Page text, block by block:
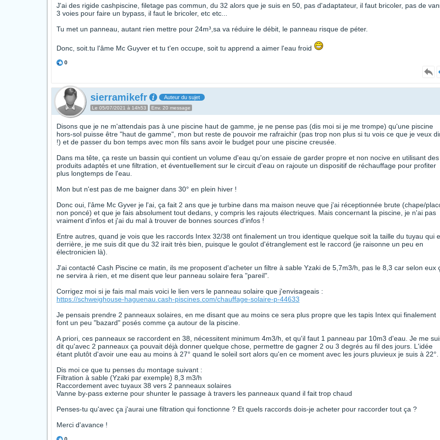
J'ai des rigide cashpiscine, filetage pas commun, du 32 alors que je suis en 50, pas d'adaptateur, il faut bricoler, pas de
3 voies pour faire un bypass, il faut le bricoler, etc etc...
Tu met un panneau, autant rien mettre pour 24m³,sa va réduire le débit, le panneau risque de péter.
Donc, soit.tu l'âme Mc Guyver et tu t'en occupe, soit tu apprend a aimer l'eau froid
0
sierramikefr Auteur du sujet
Le 05/07/2021 à 14h53 Env. 20 message
Disons que je ne m'attendais pas à une piscine haut de gamme, je ne pense pas (dis moi si je me trompe) qu'une piscine
hors-sol puisse être "haut de gamme", mon but reste de pouvoir me rafraichir (pas trop non plus si tu vois ce que je veux
!) et de passer du bon temps avec mon fils sans avoir le budget pour une piscine creusée.
Dans ma tête, ça reste un bassin qui contient un volume d'eau qu'on essaie de garder propre et non nocive en utilisant des
produits adaptés et une filtration, et éventuellement sur le circuit d'eau on rajoute un dispositif de réchauffage pour profiter
plus longtemps de l'eau.
Mon but n'est pas de me baigner dans 30° en plein hiver !
Donc oui, l'âme Mc Gyver je l'ai, ça fait 2 ans que je turbine dans ma maison neuve que j'ai réceptionnée brute (chape/
non poncé) et que je fais absolument tout dedans, y compris les rajouts électriques. Mais concernant la piscine, je n'ai pas
vraiment d'infos et j'ai du mal à trouver de bonnes sources d'infos !
Entre autres, quand je vois que les raccords Intex 32/38 ont finalement un trou identique quelque soit la taille du tuyau qui
derrière, je me suis dit que du 32 irait très bien, puisque le goulot d'étranglement est le raccord (je raisonne un peu en
électronicien là).
J'ai contacté Cash Piscine ce matin, ils me proposent d'acheter un filtre à sable Yzaki de 5,7m3/h, pas le 8,3 car selon eux
ne servira à rien, et me disent que leur panneau solaire fera "pareil".
Corrigez moi si je fais mal mais voici le lien vers le panneau solaire que j'envisageais :
https://schweighouse-haguenau.cash-piscines.com/chauffage-solaire-p-44633
Je pensais prendre 2 panneaux solaires, en me disant que au moins ce sera plus propre que les tapis Intex qui finalement
font un peu "bazard" posés comme ça autour de la piscine.
A priori, ces panneaux se raccordent en 38, nécessitent minimum 4m3/h, et qu'il faut 1 panneau par 10m3 d'eau. Je me
dit qu'avec 2 panneaux ça pouvait déjà donner quelque chose, permettre de gagner 2 ou 3 degrés au fil des jours. L'idée
étant plutôt d'avoir une eau au moins à 27° quand le soleil sort alors qu'en ce moment avec les jours pluvieux je suis à 22°.
Dis moi ce que tu penses du montage suivant :
Filtration à sable (Yzaki par exemple) 8,3 m3/h
Raccordement avec tuyaux 38 vers 2 panneaux solaires
Vanne by-pass externe pour shunter le passage à travers les panneaux quand il fait trop chaud
Penses-tu qu'avec ça j'aurai une filtration qui fonctionne ? Et quels raccords dois-je acheter pour raccorder tout ça ?
Merci d'avance !